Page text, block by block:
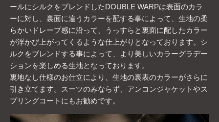
ールにシルクをブレンドしたDOUBLE WARPは表面のカラ
ーに対し、裏面に違うカラーを配する事によって、生地の柔
らかいドレープ感に沿って、うっすらと裏面に配したカラー
が浮かび上がってくるような仕上がりとなっております。シ
ルクをブレンドする事によって、より美しいカラーグラデー
ションを楽しめる生地となっております。
裏地なし仕様のお仕立により、生地の裏表のカラーがさらに
引き立てます。スーツのみならず、アンコンジャケットやス
プリングコートにもお勧めです。